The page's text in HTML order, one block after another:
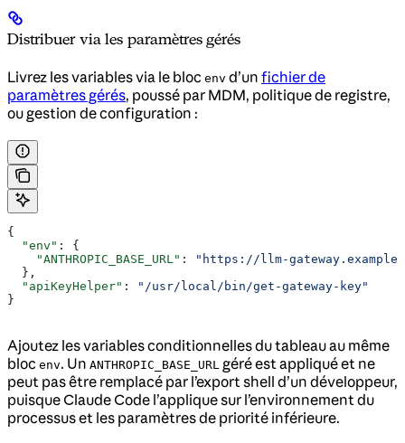
Distribuer via les paramètres gérés
Livrez les variables via le bloc env d’un fichier de
paramètres gérés, poussé par MDM, politique de registre,
ou gestion de configuration :
{
  "env"
: {
    "ANTHROPIC_BASE_URL"
:
"https://llm-
  },
  "apiKeyHelper"
:
"/usr/local/bin/get-gateway-key"
}
Ajoutez les variables conditionnelles du tableau au même
bloc env. Un ANTHROPIC_BASE_URL géré est appliqué et ne
peut pas être remplacé par l’export shell d’un développeur,
puisque Claude Code l’applique sur l’environnement du
processus et les paramètres de priorité inférieure.